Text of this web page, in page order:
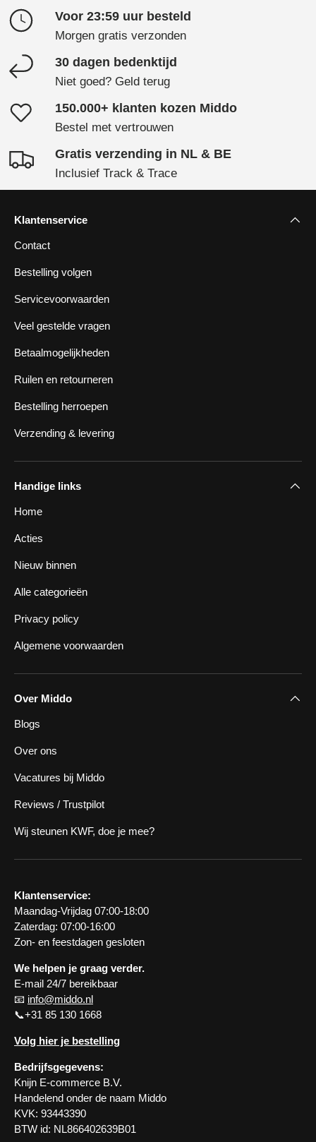
Voor 23:59 uur besteld
Morgen gratis verzonden
30 dagen bedenktijd
Niet goed? Geld terug
150.000+ klanten kozen Middo
Bestel met vertrouwen
Gratis verzending in NL & BE
Inclusief Track & Trace
Klantenservice
Contact
Bestelling volgen
Servicevoorwaarden
Veel gestelde vragen
Betaalmogelijkheden
Ruilen en retourneren
Bestelling herroepen
Verzending & levering
Handige links
Home
Acties
Nieuw binnen
Alle categorieën
Privacy policy
Algemene voorwaarden
Over Middo
Blogs
Over ons
Vacatures bij Middo
Reviews / Trustpilot
Wij steunen KWF, doe je mee?
Klantenservice:
Maandag-Vrijdag 07:00-18:00
Zaterdag: 07:00-16:00
Zon- en feestdagen gesloten
We helpen je graag verder.
E-mail 24/7 bereikbaar
📧 info@middo.nl
📞+31 85 130 1668
Volg hier je bestelling
Bedrijfsgegevens:
Knijn E-commerce B.V.
Handelend onder de naam Middo
KVK: 93443390
BTW id: NL866402639B01